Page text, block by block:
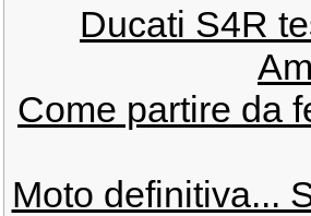
Ducati S4R
Come partire da
Moto definitiva...